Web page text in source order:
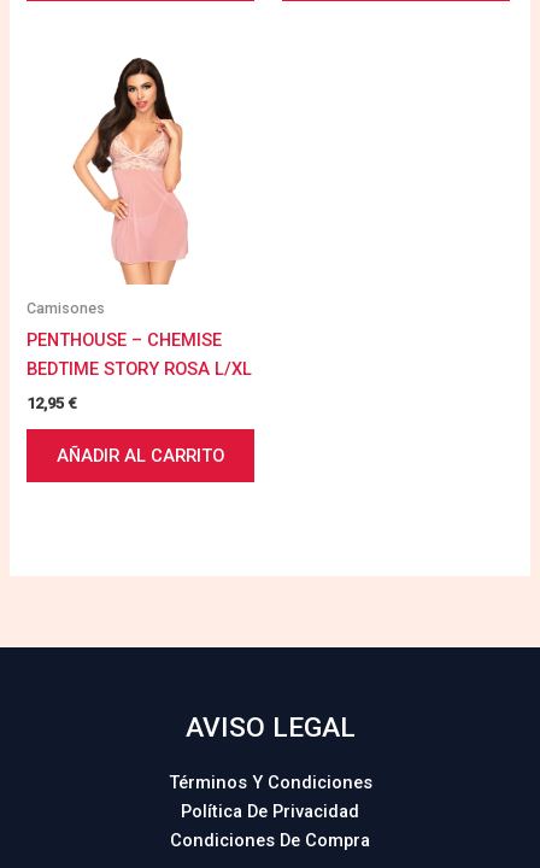
Camisones
PENTHOUSE – CHEMISE
BEDTIME STORY ROSA L/XL
12,95€
AÑADIR AL CARRITO
AVISO LEGAL
Términos Y Condiciones
Política De Privacidad
Condiciones De Compra